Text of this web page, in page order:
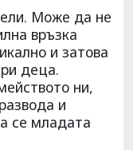
Може да не
връзка
и затова
деца.
ни,
и
се младата